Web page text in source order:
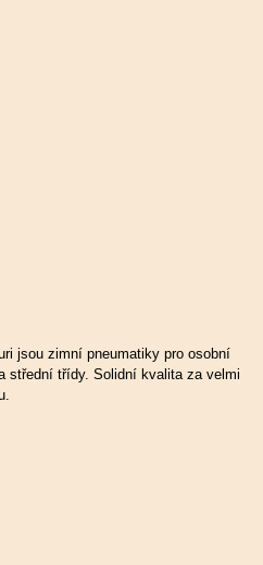
jsou zimní pneumatiky pro osobní
střední třídy. Solidní kvalita za velmi